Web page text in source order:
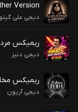
Version
دیجی علی
ریمیکس
دیجی دنیز
ریمیکس
دیجی آریون